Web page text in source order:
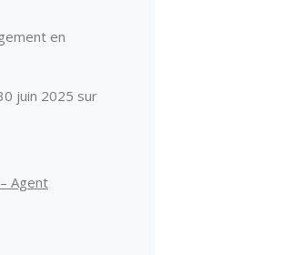
en
juin 2025 sur
Agent